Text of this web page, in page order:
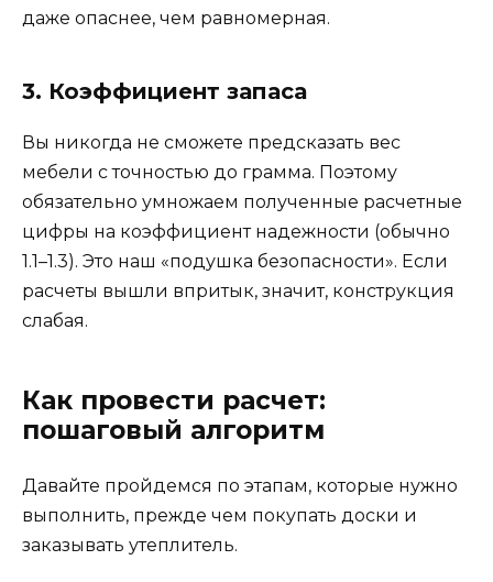
даже опаснее, чем равномерная.
3. Коэффициент запаса
Вы никогда не сможете предсказать вес
мебели с точностью до грамма. Поэтому
обязательно умножаем полученные расчетные
цифры на коэффициент надежности (обычно
1.1–1.3). Это наш «подушка безопасности». Если
расчеты вышли впритык, значит, конструкция
слабая.
Как провести расчет:
пошаговый алгоритм
Давайте пройдемся по этапам, которые нужно
выполнить, прежде чем покупать доски и
заказывать утеплитель.